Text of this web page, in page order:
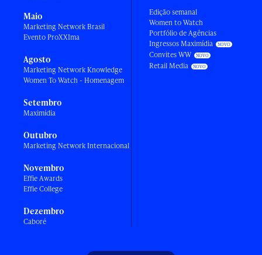
Maio
Marketing Network Brasil
Evento ProXXIma
Agosto
Marketing Network Knowledge
Women To Watch - Homenagem
Setembro
Maximídia
Outubro
Marketing Network Internacional
Novembro
Effie Awards
Effie College
Dezembro
Caboré
Edição semanal
Women to Watch
Portfólio de Agências
Ingressos Maximídia
Convites WW
Retail Media